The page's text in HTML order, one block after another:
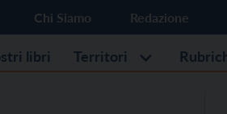
Chi Siamo Redazione
libri Territori